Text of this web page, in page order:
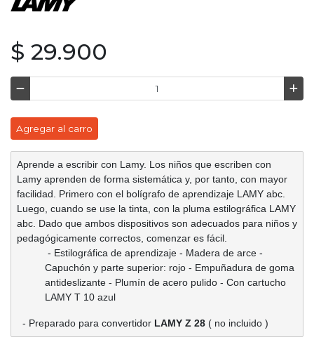
$ 29.900
Agregar al carro
Aprende a escribir con Lamy. Los niños que escriben con
Lamy aprenden de forma sistemática y, por tanto, con mayor
facilidad. Primero con el bolígrafo de aprendizaje LAMY abc.
Luego, cuando se use la tinta, con la pluma estilográfica LAMY
abc. Dado que ambos dispositivos son adecuados para niños y
pedagógicamente correctos, comenzar es fácil.
- Estilográfica de aprendizaje - Madera de arce -
Capuchón y parte superior: rojo - Empuñadura de goma
antideslizante - Plumín de acero pulido - Con cartucho
LAMY T 10 azul
- Preparado para convertidor LAMY Z 28 ( no incluido )